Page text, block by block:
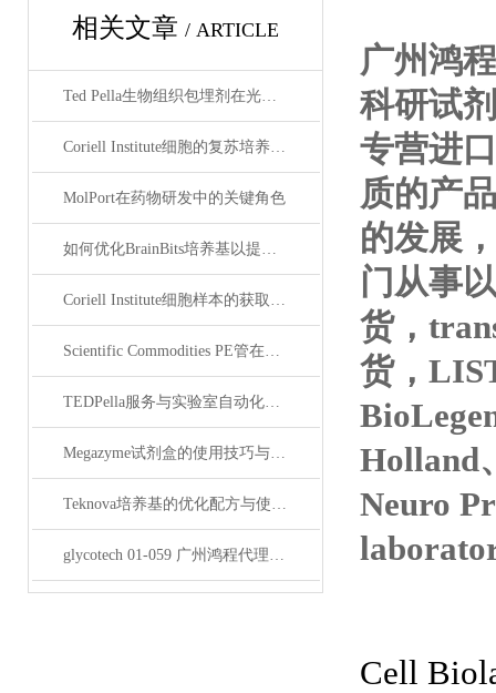
相关文章 / ARTICLE
Ted Pella生物组织包埋剂在光镜与电镜联用技术中的应用
Coriell Institute细胞的复苏培养与质量控制规范
MolPort在药物研发中的关键角色
如何优化BrainBits培养基以提高实验效果？
Coriell Institute细胞样本的获取与应用指南
Scientific Commodities PE管在环保实验中的作用
TEDPella服务与实验室自动化设备的整合
Megazyme试剂盒的使用技巧与实验优化方法
Teknova培养基的优化配方与使用技巧
glycotech 01-059 广州鸿程代理：开启糖生物学研究新征程
广州鸿
科研试
专营进
质的产
的发展
门从事
货，
货，
Holland
Neuro
Cell